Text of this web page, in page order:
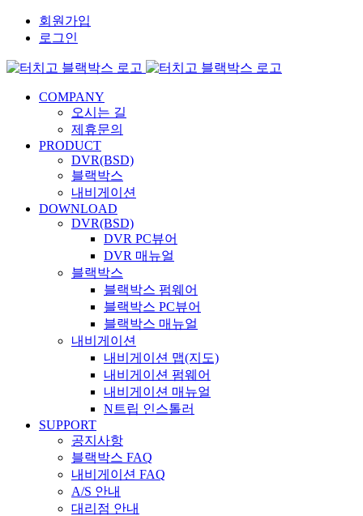
로
회원가입
로그인
COMPANY
오시는 길
제휴문의
PRODUCT
DVR(BSD)
블랙박스
내비게이션
DOWNLOAD
DVR(BSD)
DVR PC뷰어
DVR 매뉴얼
블랙박스
블랙박스 펌웨어
블랙박스 PC뷰어
블랙박스 매뉴얼
내비게이션
내비게이션 맵(지도)
내비게이션 펌웨어
내비게이션 매뉴얼
N트립 인스톨러
SUPPORT
공지사항
블랙박스 FAQ
내비게이션 FAQ
A/S 안내
대리점 안내